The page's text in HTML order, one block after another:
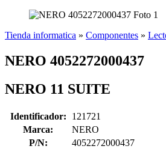
Tienda informatica » Componentes »
NERO 4052272000437
NERO 11 SUITE
Identificador:
121721
Marca:
NERO
P/N:
4052272000437